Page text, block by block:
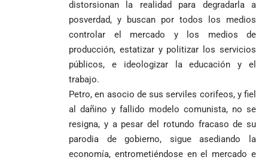
distorsionan la realidad para degradarla a
posverdad, y buscan por todos los medios
controlar el mercado y los medios de
producción, estatizar y politizar los servicios
públicos, e ideologizar la educación y el
trabajo.
Petro, en asocio de sus serviles corifeos, y fiel
al dañino y fallido modelo comunista, no se
resigna, y a pesar del rotundo fracaso de su
parodia de gobierno, sigue asediando la
economía, entrometiéndose en el mercado e